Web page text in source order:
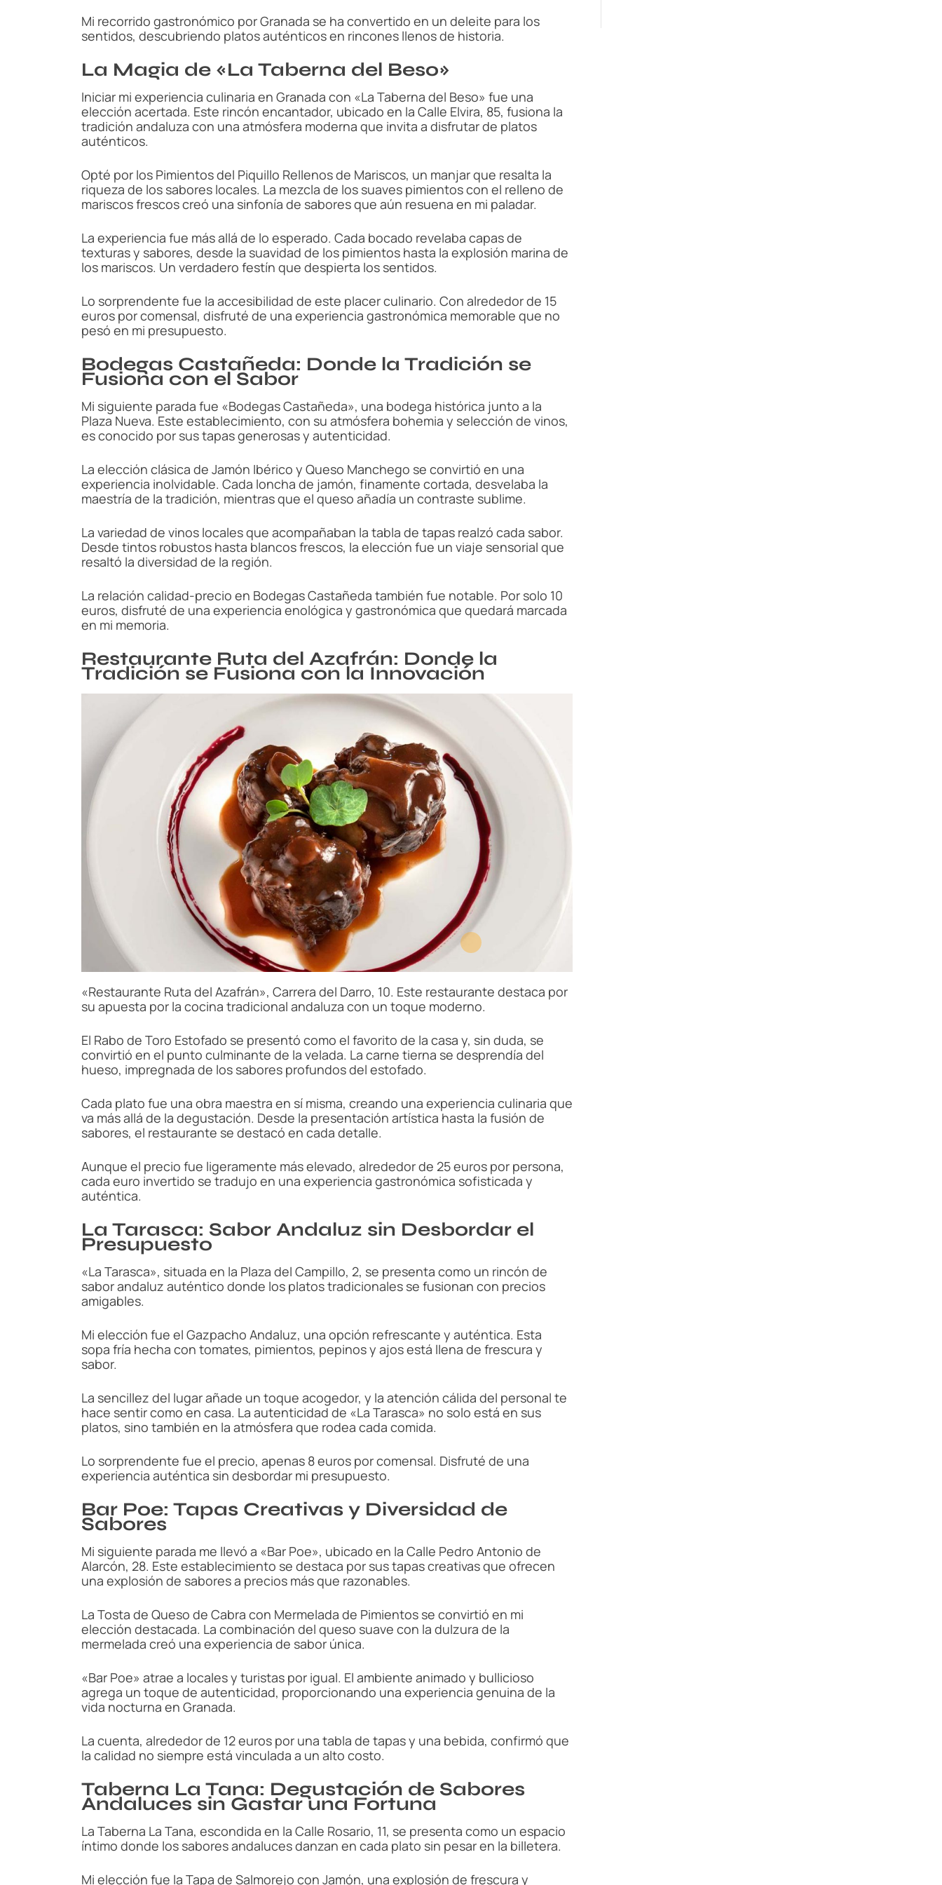
Mi recorrido gastronómico por Granada se ha convertido en un deleite para los
sentidos, descubriendo platos auténticos en rincones llenos de historia.
La Magia de «La Taberna del Beso»
Iniciar mi experiencia culinaria en Granada con «La Taberna del Beso» fue una
elección acertada. Este rincón encantador, ubicado en la Calle Elvira, 85, fusiona la
tradición andaluza con una atmósfera moderna que invita a disfrutar de platos
auténticos.
Opté por los Pimientos del Piquillo Rellenos de Mariscos, un manjar que resalta la
riqueza de los sabores locales. La mezcla de los suaves pimientos con el relleno de
mariscos frescos creó una sinfonía de sabores que aún resuena en mi paladar.
La experiencia fue más allá de lo esperado. Cada bocado revelaba capas de
texturas y sabores, desde la suavidad de los pimientos hasta la explosión marina de
los mariscos. Un verdadero festín que despierta los sentidos.
Lo sorprendente fue la accesibilidad de este placer culinario. Con alrededor de 15
euros por comensal, disfruté de una experiencia gastronómica memorable que no
pesó en mi presupuesto.
Bodegas Castañeda: Donde la Tradición se
Fusiona con el Sabor
Mi siguiente parada fue «Bodegas Castañeda», una bodega histórica junto a la
Plaza Nueva. Este establecimiento, con su atmósfera bohemia y selección de vinos,
es conocido por sus tapas generosas y autenticidad.
La elección clásica de Jamón Ibérico y Queso Manchego se convirtió en una
experiencia inolvidable. Cada loncha de jamón, finamente cortada, desvelaba la
maestría de la tradición, mientras que el queso añadía un contraste sublime.
La variedad de vinos locales que acompañaban la tabla de tapas realzó cada sabor.
Desde tintos robustos hasta blancos frescos, la elección fue un viaje sensorial que
resaltó la diversidad de la región.
La relación calidad-precio en Bodegas Castañeda también fue notable. Por solo 10
euros, disfruté de una experiencia enológica y gastronómica que quedará marcada
en mi memoria.
Restaurante Ruta del Azafrán: Donde la
Tradición se Fusiona con la Innovación
«Restaurante Ruta del Azafrán», Carrera del Darro, 10. Este restaurante destaca por
su apuesta por la cocina tradicional andaluza con un toque moderno.
El Rabo de Toro Estofado se presentó como el favorito de la casa y, sin duda, se
convirtió en el punto culminante de la velada. La carne tierna se desprendía del
hueso, impregnada de los sabores profundos del estofado.
Cada plato fue una obra maestra en sí misma, creando una experiencia culinaria que
va más allá de la degustación. Desde la presentación artística hasta la fusión de
sabores, el restaurante se destacó en cada detalle.
Aunque el precio fue ligeramente más elevado, alrededor de 25 euros por persona,
cada euro invertido se tradujo en una experiencia gastronómica sofisticada y
auténtica.
La Tarasca: Sabor Andaluz sin Desbordar el
Presupuesto
«La Tarasca», situada en la Plaza del Campillo, 2, se presenta como un rincón de
sabor andaluz auténtico donde los platos tradicionales se fusionan con precios
amigables.
Mi elección fue el Gazpacho Andaluz, una opción refrescante y auténtica. Esta
sopa fría hecha con tomates, pimientos, pepinos y ajos está llena de frescura y
sabor.
La sencillez del lugar añade un toque acogedor, y la atención cálida del personal te
hace sentir como en casa. La autenticidad de «La Tarasca» no solo está en sus
platos, sino también en la atmósfera que rodea cada comida.
Lo sorprendente fue el precio, apenas 8 euros por comensal. Disfruté de una
experiencia auténtica sin desbordar mi presupuesto.
Bar Poe: Tapas Creativas y Diversidad de
Sabores
Mi siguiente parada me llevó a «Bar Poe», ubicado en la Calle Pedro Antonio de
Alarcón, 28. Este establecimiento se destaca por sus tapas creativas que ofrecen
una explosión de sabores a precios más que razonables.
La Tosta de Queso de Cabra con Mermelada de Pimientos se convirtió en mi
elección destacada. La combinación del queso suave con la dulzura de la
mermelada creó una experiencia de sabor única.
«Bar Poe» atrae a locales y turistas por igual. El ambiente animado y bullicioso
agrega un toque de autenticidad, proporcionando una experiencia genuina de la
vida nocturna en Granada.
La cuenta, alrededor de 12 euros por una tabla de tapas y una bebida, confirmó que
la calidad no siempre está vinculada a un alto costo.
Taberna La Tana: Degustación de Sabores
Andaluces sin Gastar una Fortuna
La Taberna La Tana, escondida en la Calle Rosario, 11, se presenta como un espacio
íntimo donde los sabores andaluces danzan en cada plato sin pesar en la billetera.
Mi elección fue la Tapa de Salmorejo con Jamón, una explosión de frescura y